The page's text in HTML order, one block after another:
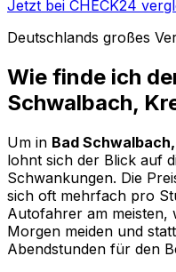
Jetzt bei CHECK24
Deutschlands großes
Wie finde ich
Schwalbach,
Um in Bad
lohnt sich der Blick auf
Schwankungen. Die
sich oft mehrfach pro
Autofahrer am meisten,
Morgen meiden und
Abendstunden für den